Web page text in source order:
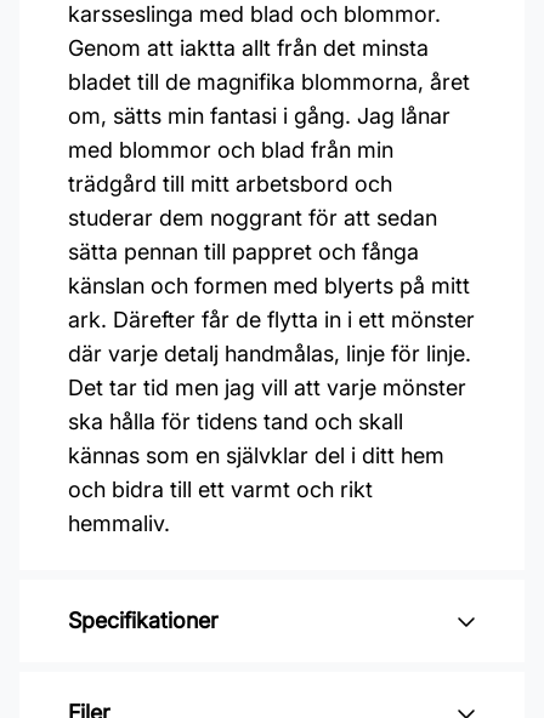
karsseslinga med blad och blommor.
Genom att iaktta allt från det minsta
bladet till de magnifika blommorna, året
om, sätts min fantasi i gång. Jag lånar
med blommor och blad från min
trädgård till mitt arbetsbord och
studerar dem noggrant för att sedan
sätta pennan till pappret och fånga
känslan och formen med blyerts på mitt
ark. Därefter får de flytta in i ett mönster
där varje detalj handmålas, linje för linje.
Det tar tid men jag vill att varje mönster
ska hålla för tidens tand och skall
kännas som en självklar del i ditt hem
och bidra till ett varmt och rikt
hemmaliv.
Specifikationer
Varumärke: Midbec Tapeter
Filer